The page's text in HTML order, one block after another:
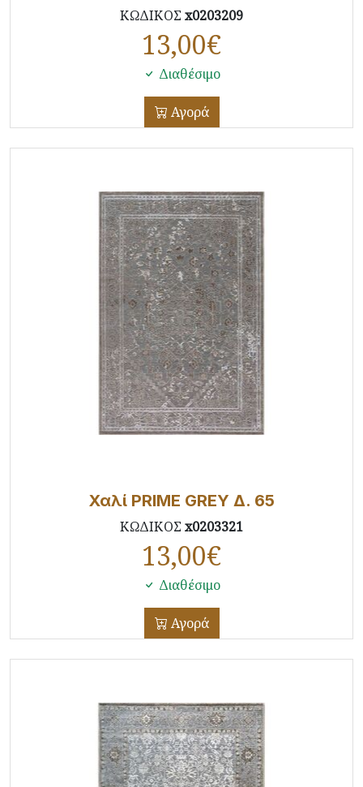
ΚΩΔΙΚΟΣ x0203209
13,00€
Διαθέσιμο
Αγορά
Χαλί PRIME GREY Δ. 65
ΚΩΔΙΚΟΣ x0203321
13,00€
Διαθέσιμο
Αγορά